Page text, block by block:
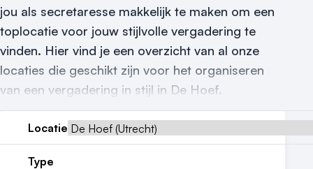
Vraag locatie aan
Locatiegids
Meld locatie aan
Nieuws
jou als secretaresse makkelijk te maken om een
toplocatie voor jouw stijlvolle vergadering te
vinden. Hier vind je een overzicht van al onze
locaties die geschikt zijn voor het organiseren
van een vergadering in stijl in De Hoef.
Locatie
Type